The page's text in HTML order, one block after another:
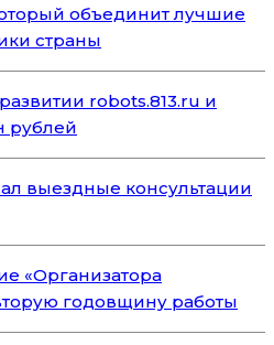
объединит лучшие
страны
robots.813.ru и
рублей
выездные консультации
«Организатора
годовщину работы